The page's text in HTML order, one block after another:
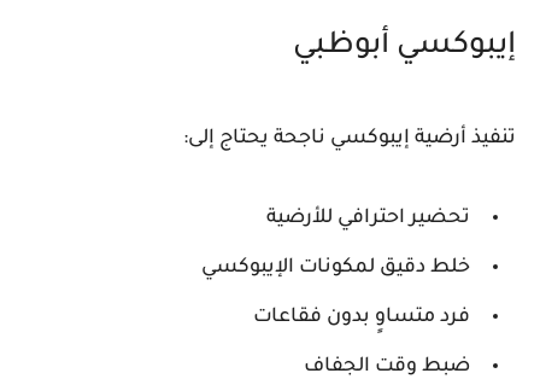
إيبوكسي أبوظبي
تنفيذ أرضية إيبوكسي ناجحة يحتاج إلى:
تحضير احترافي للأرضية
خلط دقيق لمكونات الإيبوكسي
فرد متساوٍ بدون فقاعات
ضبط وقت الجفاف